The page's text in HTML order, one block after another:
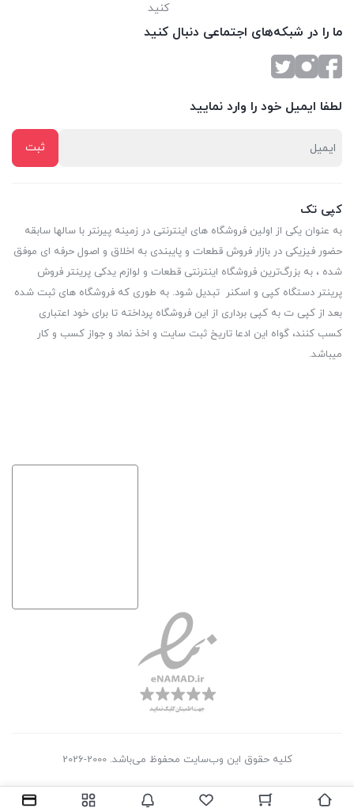
کنید
ما را در شبکه‌های اجتماعی دنبال کنید
لطفا ایمیل خود را وارد نمایید
کپی تک
به عنوان یکی از اولین فروشگاه های اینترنتی در زمینه پیرنتر با سالها سابقه
حضور فیزیکی در بازار فروش قطعات و پایبندی به اخلاق و اصول حرفه ای موفق
شده ، به بزرگ‌ترین فروشگاه اینترنتی قطعات و لوازم یدکی پرینتر فروش
پرینتر دستگاه کپی و اسکنر تبدیل شود. به طوری که فروشگاه های ثبت شده
بعد از کپی ت به کپی برداری از این فروشگاه پرداخته تا برای خود اعتباری
کسب کنند، گواه این ادعا تاریخ ثبت سایت و اخذ نماد و جواز کسب و کار
میباشد.
کلیه حقوق این وب‌سایت محفوظ می‌باشد. 2000-2026